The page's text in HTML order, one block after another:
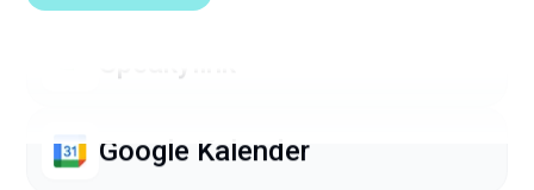
Speakylink
Google Kalender